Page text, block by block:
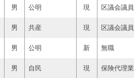
男 公明 現 区議会議員
男 共産 現 区議会議員
男 公明 新 無職
男 自民 現 保険代理業